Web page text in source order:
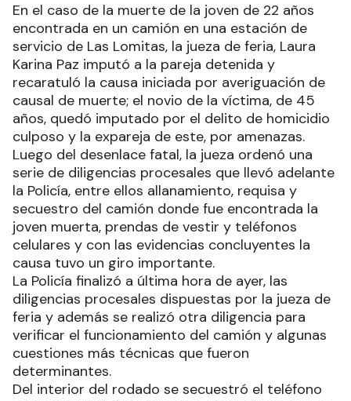
En el caso de la muerte de la joven de 22 años
encontrada en un camión en una estación de
servicio de Las Lomitas, la jueza de feria, Laura
Karina Paz imputó a la pareja detenida y
recaratuló la causa iniciada por averiguación de
causal de muerte; el novio de la víctima, de 45
años, quedó imputado por el delito de homicidio
culposo y la expareja de este, por amenazas.
Luego del desenlace fatal, la jueza ordenó una
serie de diligencias procesales que llevó adelante
la Policía, entre ellos allanamiento, requisa y
secuestro del camión donde fue encontrada la
joven muerta, prendas de vestir y teléfonos
celulares y con las evidencias concluyentes la
causa tuvo un giro importante.
La Policía finalizó a última hora de ayer, las
diligencias procesales dispuestas por la jueza de
feria y además se realizó otra diligencia para
verificar el funcionamiento del camión y algunas
cuestiones más técnicas que fueron
determinantes.
Del interior del rodado se secuestró el teléfono